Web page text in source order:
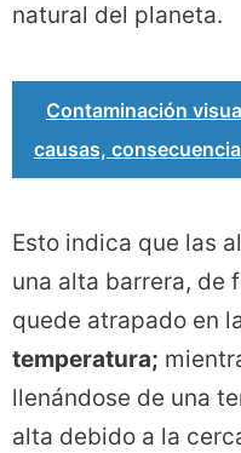
natural del planeta.
Contaminación
causas,
Esto indica que las
una alta barrera, de
quede atrapado en
temperatura;
llenándose de una
alta debido a la